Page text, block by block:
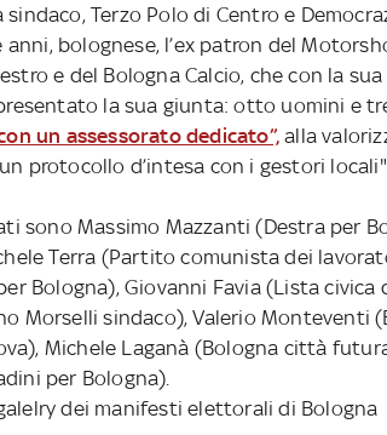
sindaco, Terzo Polo di Centro e
bolognese, l’ex patron del
e del Bologna Calcio, che con la
la sua giunta: otto uomini e
un assessorato dedicato”,alla
protocollo d’intesa con i gestori locali".
sono Massimo Mazzanti (Destra per
Terra (Partito comunista dei
Bologna), Giovanni Favia (Lista civica
Morselli sindaco), Valerio Monteventi
Michele Laganà (Bologna città
per Bologna).
dei manifesti elettorali di Bologna